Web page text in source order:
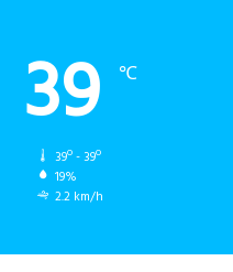
39 ℃
39º - 39º
19%
2.2 km/h